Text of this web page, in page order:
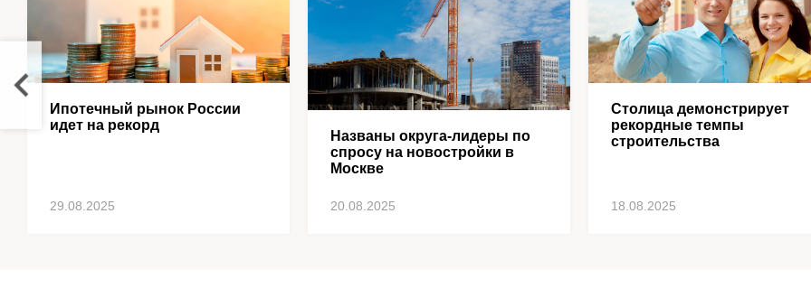
Ипотечный рынок России
идет на рекорд
29.08.2025
Названы округа-лидеры по
спросу на новостройки в
Москве
20.08.2025
Столица демонстрирует
рекордные темпы
строительства
18.08.2025